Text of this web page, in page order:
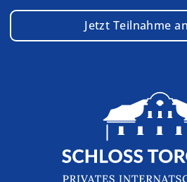
Jetzt Teilnahme